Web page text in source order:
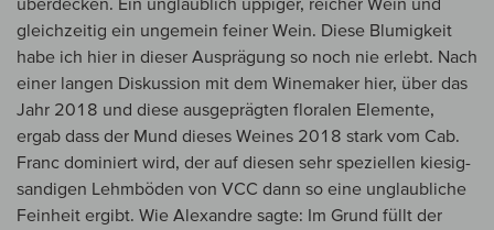
gleichzeitig ein ungemein feiner Wein. Diese Blumigkeit
habe ich hier in dieser Ausprägung so noch nie erlebt. Nach
einer langen Diskussion mit dem Winemaker hier, über das
Jahr 2018 und diese ausgeprägten floralen Elemente,
ergab dass der Mund dieses Weines 2018 stark vom Cab.
Franc dominiert wird, der auf diesen sehr speziellen kiesig-
sandigen Lehmböden von VCC dann so eine unglaubliche
Feinheit ergibt. Wie Alexandre sagte: Im Grund füllt der